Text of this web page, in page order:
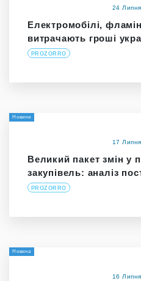
24
Електромобілі,
витрачають гроші
PROZORRO
Новини
17
Великий пакет змін у
закупівель: аналіз
PROZORRO
Новина
16